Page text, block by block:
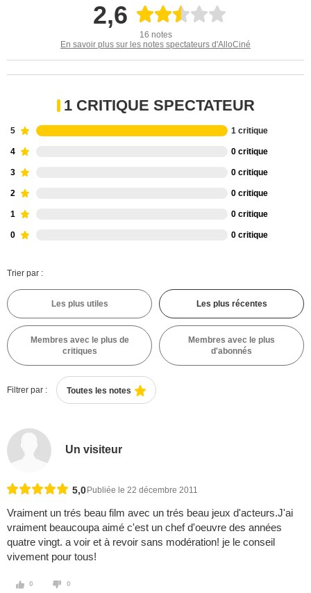
2,6
16 notes
En savoir plus sur les notes spectateurs d'AlloCiné
1 CRITIQUE SPECTATEUR
5 1 critique
4 0 critique
3 0 critique
2 0 critique
1 0 critique
0 0 critique
Trier par :
Les plus utiles Les plus récentes
Membres avec le plus de
critiques
Membres avec le plus
d'abonnés
Filtrer par : Toutes les notes
Un visiteur
5,0 Publiée le 22 décembre 2011
Vraiment un trés beau film avec un trés beau jeux d'acteurs.J'ai
vraiment beaucoupa aimé c'est un chef d'oeuvre des années
quatre vingt. a voir et à revoir sans modération! je le conseil
vivement pour tous!
0 0